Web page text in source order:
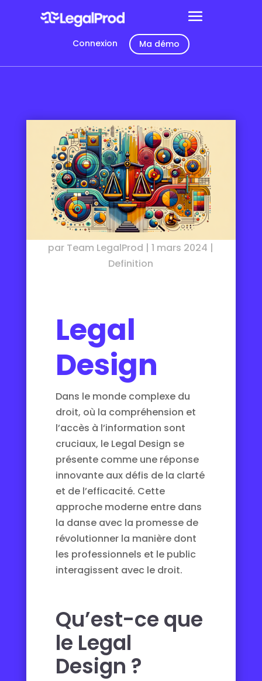
Connexion Ma démo
par Team LegalProd |1 mars 2024 |
Definition
Legal
Design
Dans le monde complexe du
droit, où la compréhension et
l’accès à l’information sont
cruciaux, le Legal Design se
présente comme une réponse
innovante aux défis de la clarté
et de l’efficacité. Cette
approche moderne entre dans
la danse avec la promesse de
révolutionner la manière dont
les professionnels et le public
interagissent avec le droit.
Qu’est-ce que
le Legal
Design ?